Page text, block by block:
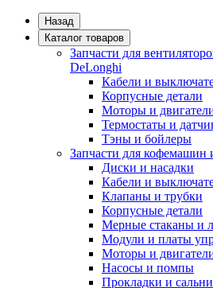
Назад
Каталог товаров
Запчасти для
DeLonghi
Кабели и
Корпусные детали
Моторы и
Термостаты и
Тэны и бойлеры
Запчасти для кофемашин
Диски и насадки
Кабели и
Клапаны и трубки
Корпусные детали
Мерные стаканы и
Модули и платы
Моторы и
Насосы и помпы
Прокладки и